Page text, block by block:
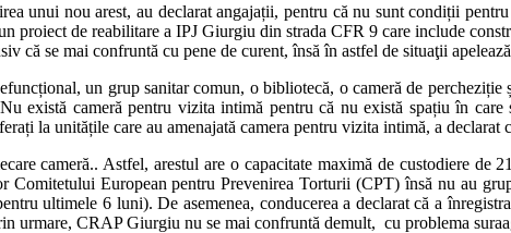
unui nou arest, au declarat angajații, pentru că nu sunt condiții
proiect de reabilitare a IPJ Giurgiu din strada CFR 9 care include
că se mai confruntă cu pene de curent, însă în astfel de situaţii
un grup sanitar comun, o bibliotecă, o cameră de
există cameră pentru vizita intimă pentru că nu există spațiu în care
la unitățile care au amenajată camera pentru vizita intimă, a declarat
cameră.. Astfel, arestul are o capacitate maximă de custodiere de
Comitetului European pentru Prevenirea Torturii (CPT) însă nu au
ultimele 6 luni). De asemenea, conducerea a declarat că a
urmare, CRAP Giurgiu nu se mai confruntă demult, cu problema